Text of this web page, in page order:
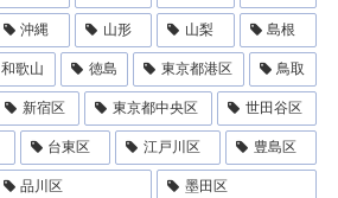
沖縄 山形 山梨 島根
和歌山 徳島 東京都港区 鳥取
新宿区 東京都中央区 世田谷区
台東区 江戸川区 豊島区
品川区 墨田区